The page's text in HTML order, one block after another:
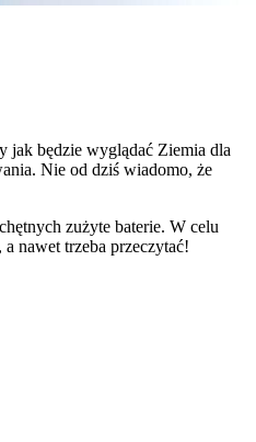
jak będzie wyglądać Ziemia dla
Nie od dziś wiadomo, że
zużyte baterie. W celu
nawet trzeba przeczytać!